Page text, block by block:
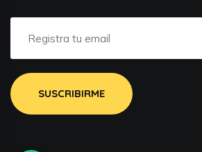
SUSCRIBIRME